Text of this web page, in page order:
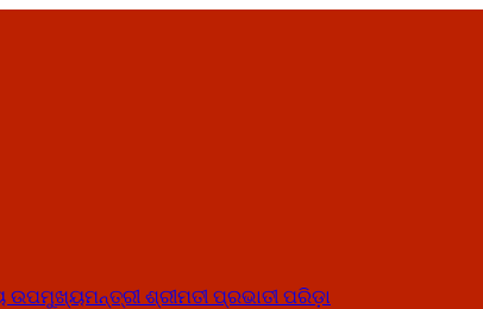
ଶ୍ରୀମତୀ ପ୍ରଭାତୀ ପରିଡ଼ା